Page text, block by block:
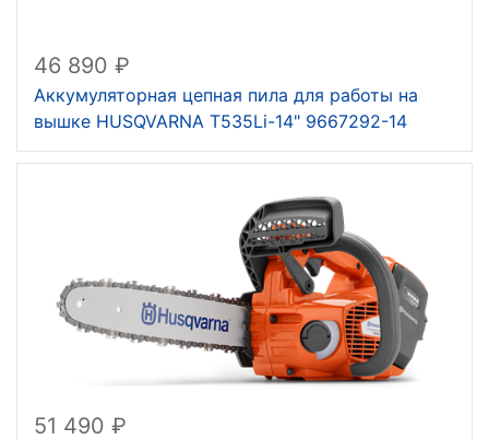
46 890
Аккумуляторная цепная пила для работы на
вышке HUSQVARNA T535Li-14" 9667292-14
51 490